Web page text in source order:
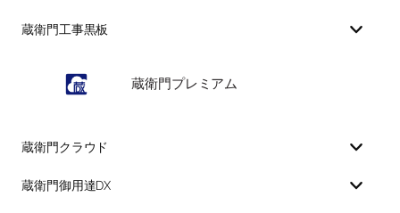
蔵衛門工事黒板
蔵衛門プレミアム
蔵衛門クラウド
蔵衛門御用達DX